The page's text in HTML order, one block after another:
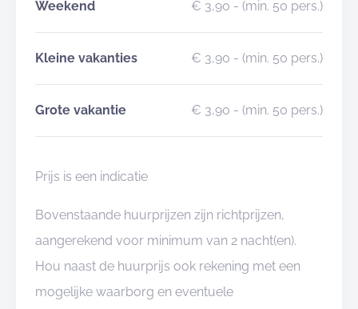
Weekend € 3,90 - (min. 50 pers.)
Kleine vakanties € 3,90 - (min. 50 pers.)
Grote vakantie € 3,90 - (min. 50 pers.)
Prijs is een indicatie
Bovenstaande huurprijzen zijn richtprijzen,
aangerekend voor minimum van 2 nacht(en).
Hou naast de huurprijs ook rekening met een
mogelijke waarborg en eventuele